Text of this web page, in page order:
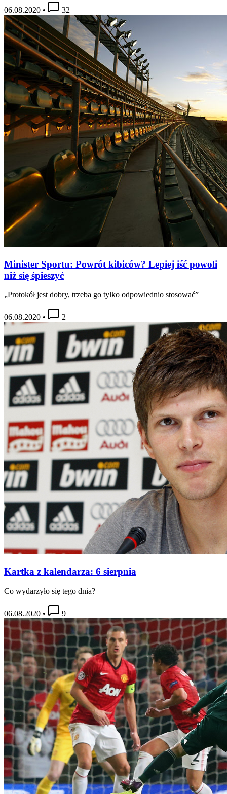
06.08.2020 • 32
Minister Sportu: Powrót kibiców? Lepiej iść powoli
niż się śpieszyć
„Protokół jest dobry, trzeba go tylko odpowiednio stosować”
06.08.2020 • 2
Kartka z kalendarza: 6 sierpnia
Co wydarzyło się tego dnia?
06.08.2020 • 9